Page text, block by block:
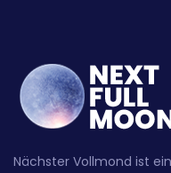
Nächster Vollmond ist